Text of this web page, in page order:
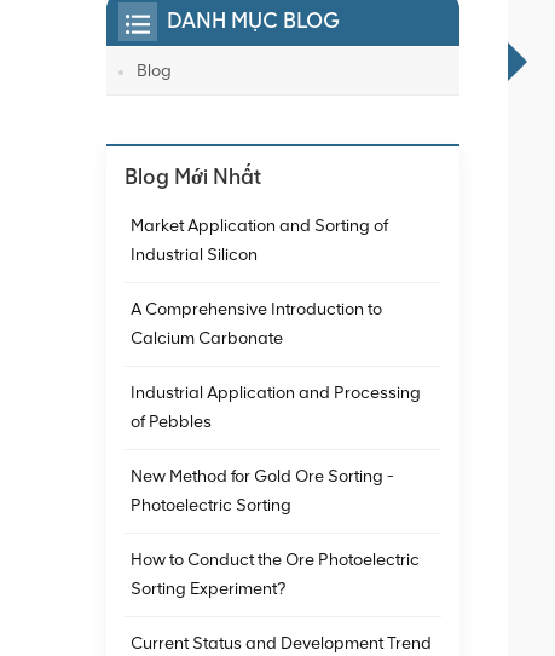
DANH MỤC BLOG
Blog
Blog Mới Nhất
Market Application and Sorting of
Industrial Silicon
A Comprehensive Introduction to
Calcium Carbonate
Industrial Application and Processing
of Pebbles
New Method for Gold Ore Sorting -
Photoelectric Sorting
How to Conduct the Ore Photoelectric
Sorting Experiment?
Current Status and Development Trend